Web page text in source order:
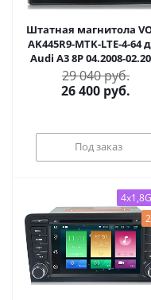
Штатная магнитола
AK445R9-MTK-LTE-4-64
Audi A3 8P 04.2008-
на Android 10
29 040 руб.
26 400 руб.
Под заказ